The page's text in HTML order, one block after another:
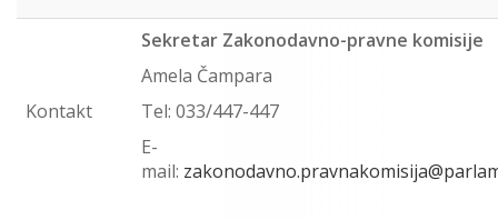
Kontakt
Sekretar Zakonodavno-pravne komisije
Amela Čampara
Tel: 033/447-447
E-
mail: